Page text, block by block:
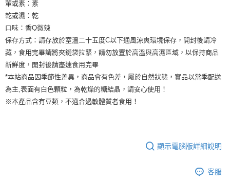
葷或素：素
乾或濕：乾
口味：香Q微辣
保存方式：請存放於室溫二十五度C以下通風涼爽環境保存，開封後請冷
藏，食用完畢請將夾鏈袋拉緊，請勿放置於高溫與高濕區域，以保持商品
新鮮度，開封後請盡速食用完畢
*本站商品因季節性差異，商品會有色差，屬於自然狀態，實品以當季配送
為主,表面有白色顆粒，為乾燥的糖結晶，請安心使用！
※本產品含有豆類，不適合過敏體質者食用！
顯示電腦版詳細說明
客服